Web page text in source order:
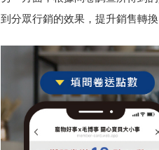
到分眾行銷的效果，提升銷售轉